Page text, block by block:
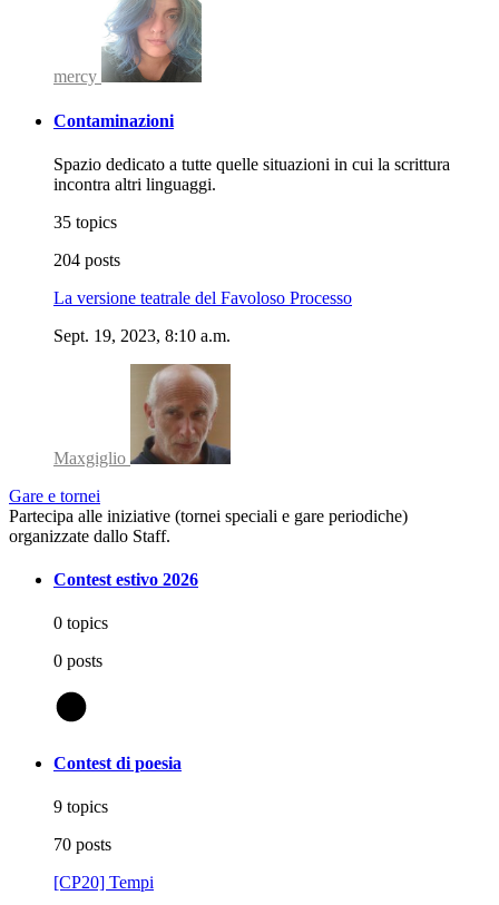
mercy
Contaminazioni
Spazio dedicato a tutte quelle situazioni in cui la scrittura
incontra altri linguaggi.
35 topics
204 posts
La versione teatrale del Favoloso Processo
Sept. 19, 2023, 8:10 a.m.
Maxgiglio
Gare e tornei
Partecipa alle iniziative (tornei speciali e gare periodiche)
organizzate dallo Staff.
Contest estivo 2026
0 topics
0 posts
Contest di poesia
9 topics
70 posts
[CP20] Tempi